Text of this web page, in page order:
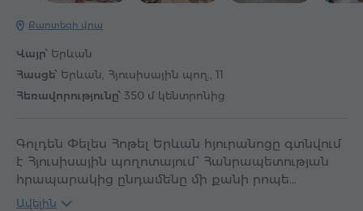
Քարտեզի վրա
Վայր՝ Երևան
Հասցե՝ Երևան, Հյուսիսային պող., 11
Հեռավորությունը՝ 350 մ կենտրոնից
Գոլդեն Փելես Հոթել Երևան հյուրանոցը գտնվում
է Հյուսիսային պողոտայում՝ Հանրապետության
հրապարակից ընդամենը մի քանի րոպե…
Ավելին